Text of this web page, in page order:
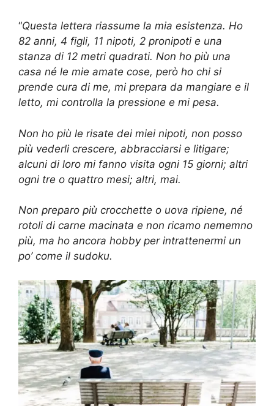
“Questa lettera riassume la mia esistenza. Ho
82 anni, 4 figli, 11 nipoti, 2 pronipoti e una
stanza di 12 metri quadrati. Non ho più una
casa né le mie amate cose, però ho chi si
prende cura di me, mi prepara da mangiare e il
letto, mi controlla la pressione e mi pesa.
Non ho più le risate dei miei nipoti, non posso
più vederli crescere, abbracciarsi e litigare;
alcuni di loro mi fanno visita ogni 15 giorni; altri
ogni tre o quattro mesi; altri, mai.
Non preparo più crocchette o uova ripiene, né
rotoli di carne macinata e non ricamo nememno
più, ma ho ancora hobby per intrattenermi un
po’ come il sudoku.